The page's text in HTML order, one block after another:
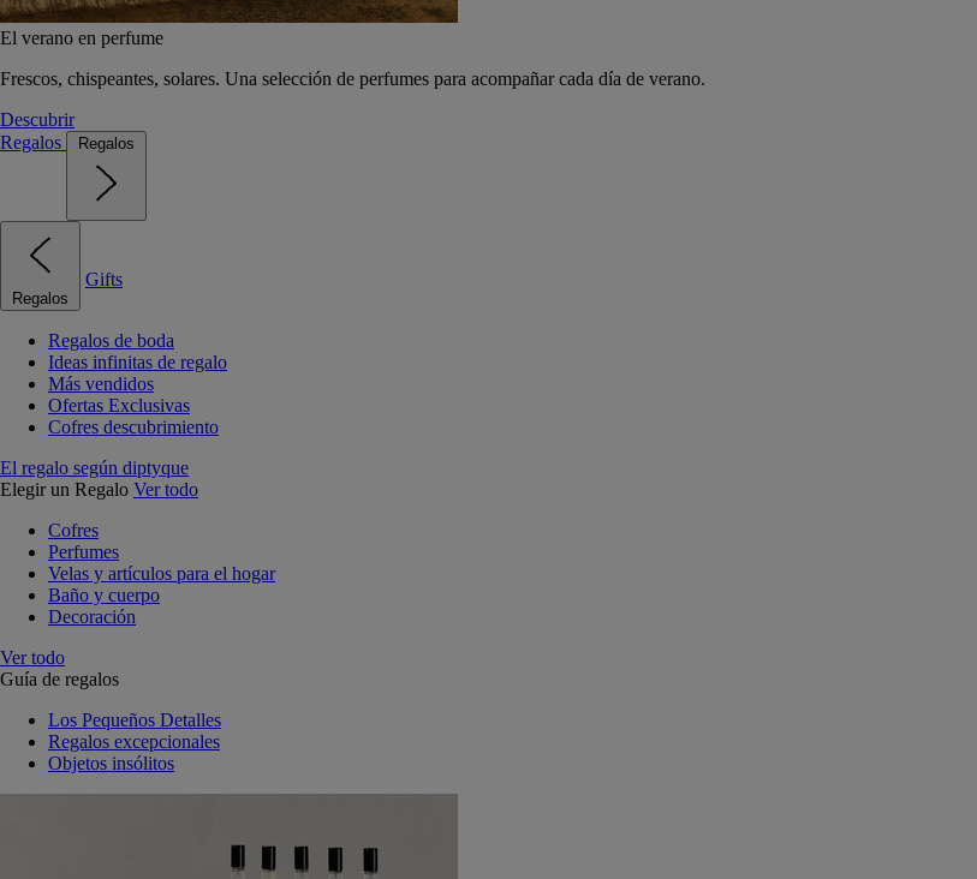
El verano en perfume
Frescos, chispeantes, solares. Una selección de perfumes para acompañar cada día de verano.
Descubrir
Regalos
Regalos
Regalos
Gifts
Regalos de boda
Ideas infinitas de regalo
Más vendidos
Ofertas Exclusivas
Cofres descubrimiento
El regalo según diptyque
Elegir un Regalo Ver todo
Cofres
Perfumes
Velas y artículos para el hogar
Baño y cuerpo
Decoración
Ver todo
Guía de regalos
Los Pequeños Detalles
Regalos excepcionales
Objetos insólitos